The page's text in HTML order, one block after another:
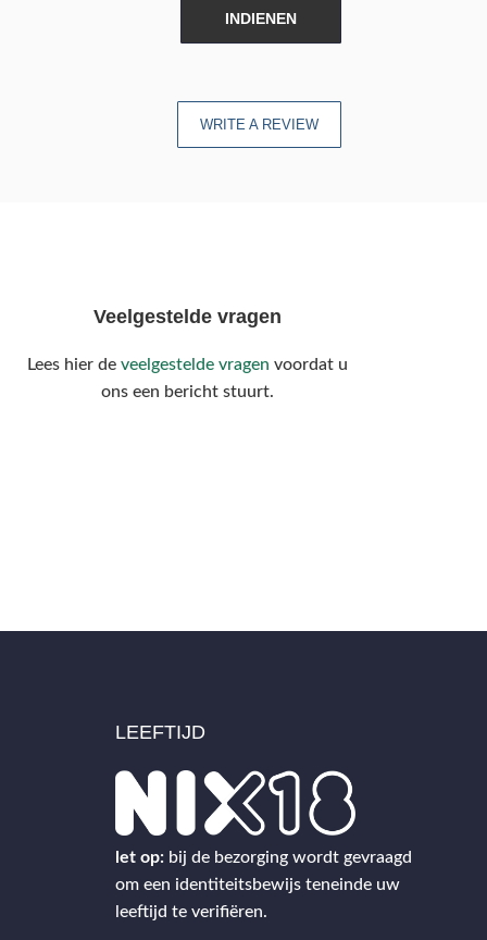
INDIENEN
WRITE A REVIEW
Veelgestelde vragen
Lees hier de veelgestelde vragen voordat u
ons een bericht stuurt.
LEEFTIJD
let op: bij de bezorging wordt gevraagd
om een identiteitsbewijs teneinde uw
leeftijd te verifiëren.